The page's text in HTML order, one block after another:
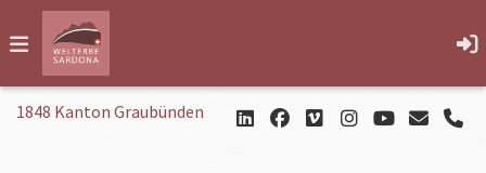
1848 Kanton Graubünden